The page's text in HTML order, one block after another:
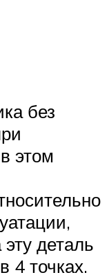
без
этом
деталь
4 точках.